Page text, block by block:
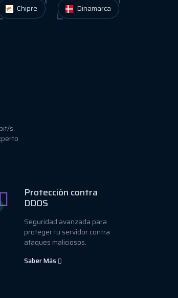
Chipre
Dinamarca
s.
Protección contra
DDOS
Seguridad avanzada para
proteger tu servidor contra
ataques maliciosos.
Saber Más